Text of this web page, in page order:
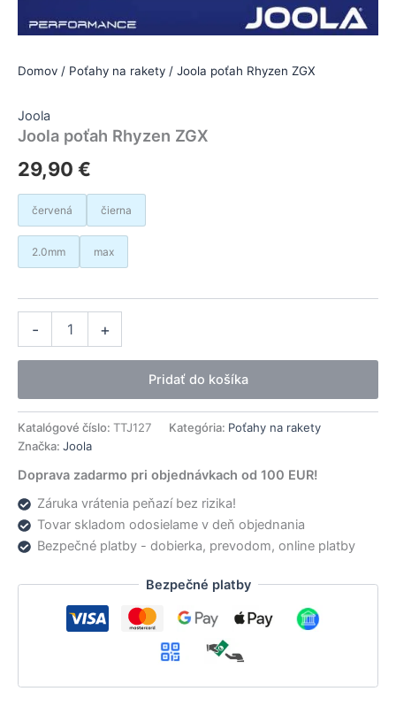
Domov / Poťahy na rakety / Joola poťah Rhyzen ZGX
Joola
Joola poťah Rhyzen ZGX
29,90 €
červená čierna
2.0mm max
- +
Pridať do košíka
Katalógové číslo: TTJ127 Kategória: Poťahy na rakety
Značka: Joola
Doprava zadarmo pri objednávkach od 100 EUR!
Záruka vrátenia peňazí bez rizika!
Tovar skladom odosielame v deň objednania
Bezpečné platby - dobierka, prevodom, online platby
Bezpečné platby